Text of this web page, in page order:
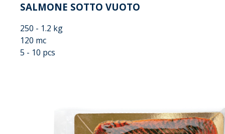
SALMONE SOTTO VUOTO
250 - 1.2 kg
120 mc
5 - 10 pcs